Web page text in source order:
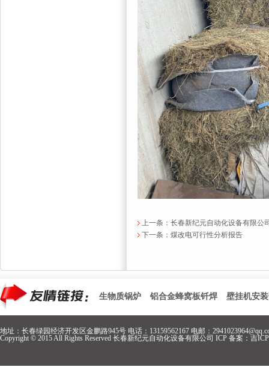
上一条： 长春新纪元自动化设备有限公
下一条： 煤改电可行性分析报告
生物质锅炉 铝合金蜂窝板钎焊 壁挂机安
地址：长春绿园经济开发区金鹏路945号 电话：13159562167 电邮：
Copyright © 2015 All Rights Reserved 长春新纪元自动化设备有限公司 ICP 备案： 吉